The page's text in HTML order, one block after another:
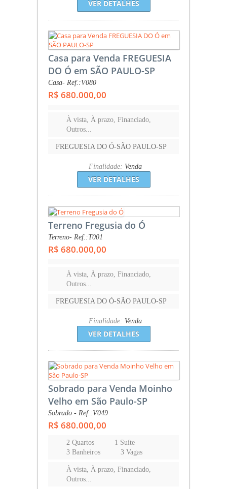
VER DETALHES
Casa para Venda FREGUESIA
DO Ó em SÃO PAULO-SP
Casa- Ref.:V080
R$ 680.000,00
À vista, À prazo, Financiado,
Outros...
FREGUESIA DO Ó-SÃO PAULO-SP
Finalidade: Venda
VER DETALHES
Terreno Fregusia do Ó
Terreno- Ref.:T001
R$ 680.000,00
À vista, À prazo, Financiado,
Outros...
FREGUESIA DO Ó-SÃO PAULO-SP
Finalidade: Venda
VER DETALHES
Sobrado para Venda Moinho
Velho em São Paulo-SP
Sobrado - Ref.:V049
R$ 680.000,00
2 Quartos
1 Suíte
3 Banheiros
3 Vagas
À vista, À prazo, Financiado,
Outros...